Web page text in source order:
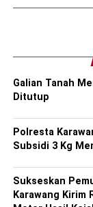
Galian Tanah
Ditutup
Polresta
Subsidi 3 Kg
Sukseskan
Karawang Kirim